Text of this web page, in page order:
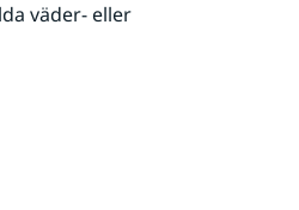
väder- eller